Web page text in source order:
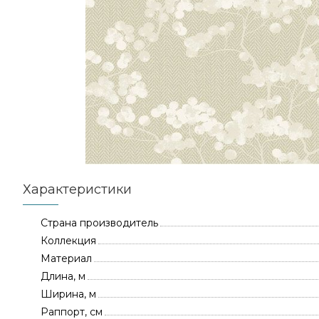
Характеристики
Страна производитель
Коллекция
Материал
Длина, м
Ширина, м
Раппорт, см